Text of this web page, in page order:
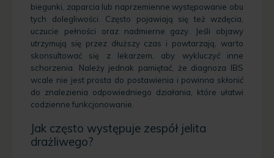
biegunki, zaparcia lub naprzemienne występowanie obu
tych dolegliwości. Często pojawiają się też wzdęcia,
uczucie pełności oraz nadmierne gazy. Jeśli objawy
utrzymują się przez dłuższy czas i powtarzają, warto
skonsultować się z lekarzem, aby wykluczyć inne
schorzenia. Należy jednak pamiętać, że diagnoza IBS
wcale nie jest prosta do postawienia i powinna skłonić
do znalezienia odpowiedniego działania, które ułatwi
codzienne funkcjonowanie.
Jak często występuje zespół jelita
drażliwego?